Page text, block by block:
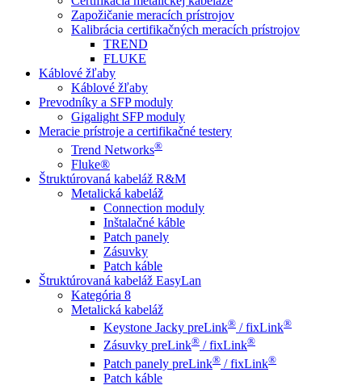
Zapožičanie meracích prístrojov
Kalibrácia certifikačných meracích prístrojov
TREND
FLUKE
Káblové žľaby
Káblové žľaby
Prevodníky a SFP moduly
Gigalight SFP moduly
Meracie prístroje a certifikačné testery
Trend Networks®
Fluke®
Štruktúrovaná kabeláž R&M
Metalická kabeláž
Connection moduly
Inštalačné káble
Patch panely
Zásuvky
Patch káble
Štruktúrovaná kabeláž EasyLan
Kategória 8
Metalická kabeláž
Keystone Jacky preLink® / fixLink®
Zásuvky preLink® / fixLink®
Patch panely preLink® / fixLink®
Patch káble